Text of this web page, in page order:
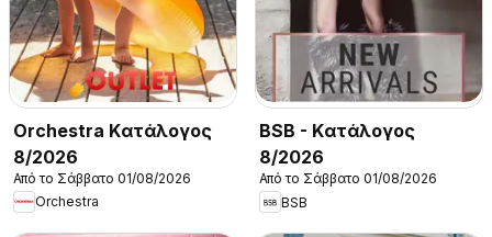
Orchestra Kατάλογος
8/2026
Από το Σάββατο 01/08/2026
Orchestra
BSB - Kατάλογος
8/2026
Από το Σάββατο 01/08/2026
BSB